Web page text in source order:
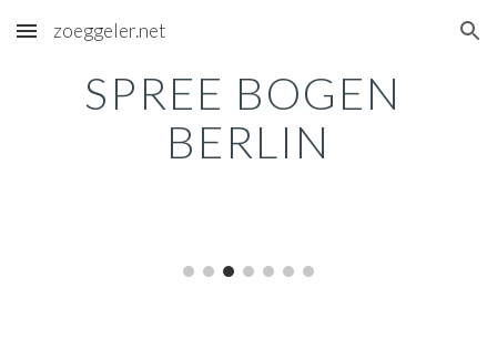
Skip to main content Skip to navigation
zoeggeler.net
SPREE BOGEN
BERLIN